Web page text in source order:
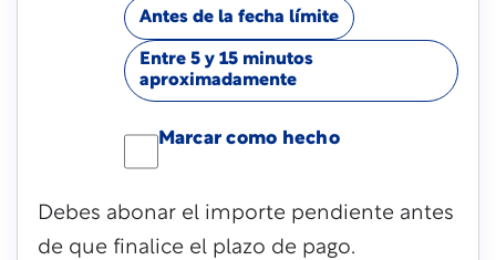
Antes de la fecha límite
Entre 5 y 15 minutos
aproximadamente
Marcar como hecho
Debes abonar el importe pendiente antes
de que finalice el plazo de pago.